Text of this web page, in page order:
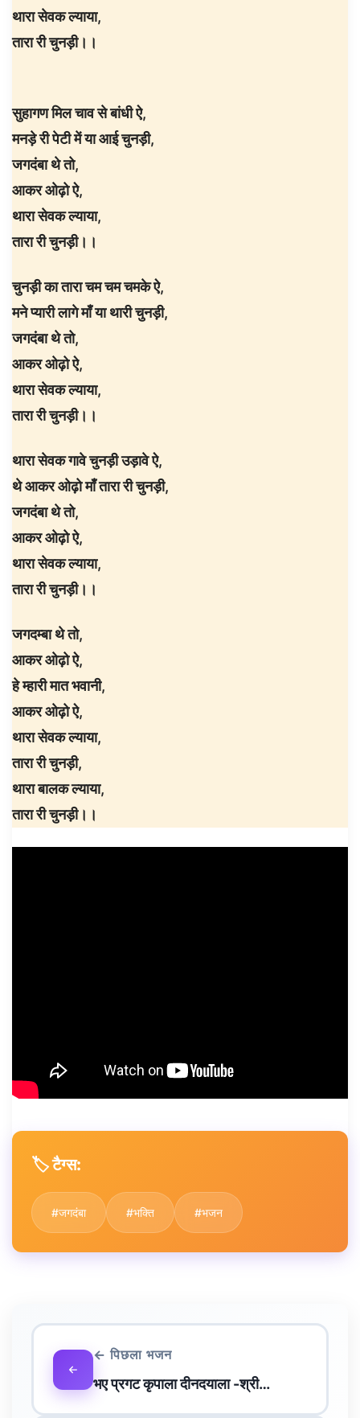
थारा सेवक ल्याया,
तारा री चुनड़ी।।
सुहागण मिल चाव से बांधी ऐ,
मनड़े री पेटी में या आई चुनड़ी,
जगदंबा थे तो,
आकर ओढ़ो ऐ,
थारा सेवक ल्याया,
तारा री चुनड़ी।।
चुनड़ी का तारा चम चम चमके ऐ,
मने प्यारी लागे माँ या थारी चुनड़ी,
जगदंबा थे तो,
आकर ओढ़ो ऐ,
थारा सेवक ल्याया,
तारा री चुनड़ी।।
थारा सेवक गावे चुनड़ी उड़ावे ऐ,
थे आकर ओढ़ो माँ तारा री चुनड़ी,
जगदंबा थे तो,
आकर ओढ़ो ऐ,
थारा सेवक ल्याया,
तारा री चुनड़ी।।
जगदम्बा थे तो,
आकर ओढ़ो ऐ,
हे म्हारी मात भवानी,
आकर ओढ़ो ऐ,
थारा सेवक ल्याया,
तारा री चुनड़ी,
थारा बालक ल्याया,
तारा री चुनड़ी।।
🏷️ टैग्स:
#जगदंबा #भक्ति #भजन
← पिछला भजन
भए प्रगट कृपाला दीनदयाला -श्री…